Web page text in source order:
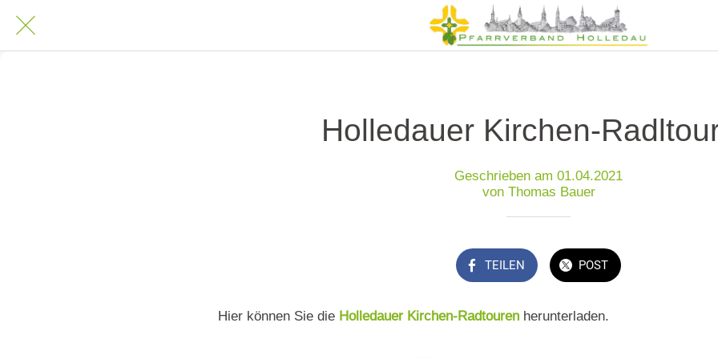
Holledauer Kirchen-
Geschrieben am 01.04.2021
von Thomas Bauer
TEILEN POST
Hier können Sie die Holledauer Kirchen-Radtouren herunterladen.